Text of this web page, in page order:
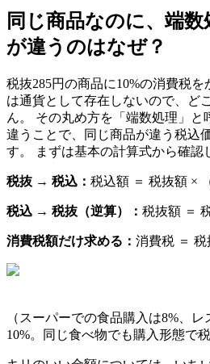
同じ商品なのに、端
が違うのはなぜ？
税抜285円の商品に10%の消費税を
は通貨として存在しないので、ど
ん。 その丸め方を「端数処理」と
違うことで、同じ商品が違う税込
す。 まずは基本の計算式から確認
税抜 → 税込： 税込額 ＝ 税抜額 ×
税込 → 税抜（逆算）： 税抜額 ＝
消費税額だけ求める： 消費税 ＝
（スーパーでの食品購入は8%、
10%。同じ食べ物でも購入形態で